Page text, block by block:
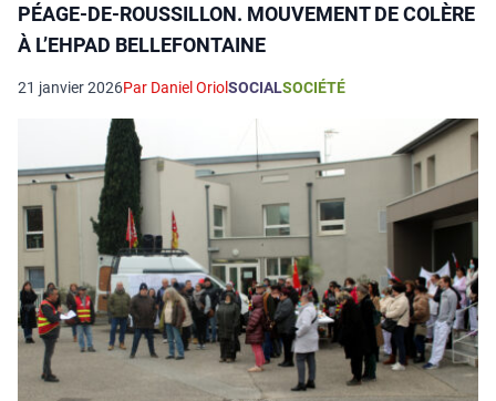
PÉAGE-DE-ROUSSILLON. MOUVEMENT DE COLÈRE
À L’EHPAD BELLEFONTAINE
21 janvier 2026Par Daniel OriolSOCIALSOCIÉTÉ